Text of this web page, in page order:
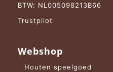
BTW: NL005098213B66
Trustpilot
Webshop
Houten speelgoed